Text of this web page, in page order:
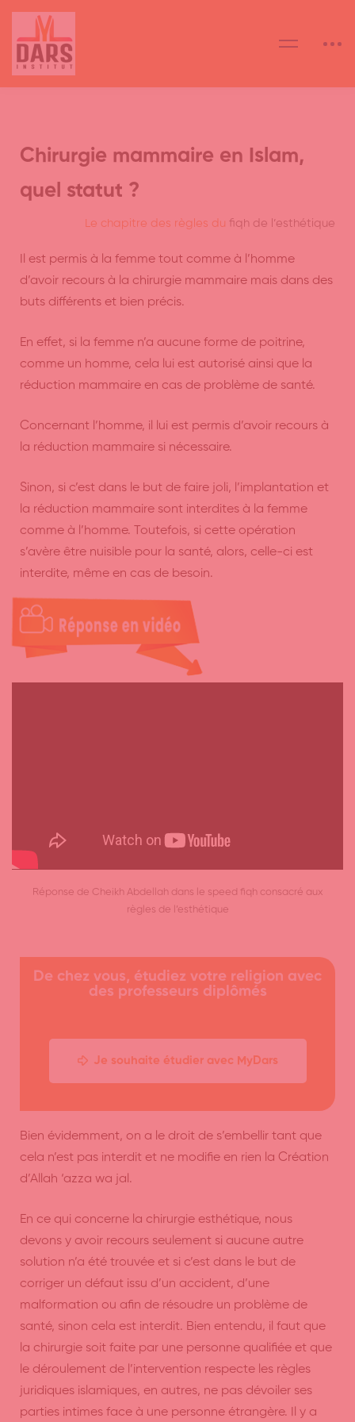
Chirurgie mammaire en Islam,
quel statut ?
Le chapitre des règles du fiqh de l’esthétique
Il est permis à la femme tout comme à l’homme
d’avoir recours à la chirurgie mammaire mais dans des
buts différents et bien précis.
En effet, si la femme n’a aucune forme de poitrine,
comme un homme, cela lui est autorisé ainsi que la
réduction mammaire en cas de problème de santé.
Concernant l’homme, il lui est permis d’avoir recours à
la réduction mammaire si nécessaire.
Sinon, si c’est dans le but de faire joli, l’implantation et
la réduction mammaire sont interdites à la femme
comme à l’homme. Toutefois, si cette opération
s’avère être nuisible pour la santé, alors, celle-ci est
interdite, même en cas de besoin.
Réponse de Cheikh Abdellah dans le speed fiqh consacré aux
règles de l’esthétique
De chez vous, étudiez votre religion avec
des professeurs diplômés
Je souhaite étudier avec MyDars
Bien évidemment, on a le droit de s’embellir tant que
cela n’est pas interdit et ne modifie en rien la Création
d’Allah ‘azza wa jal.
En ce qui concerne la chirurgie esthétique, nous
devons y avoir recours seulement si aucune autre
solution n’a été trouvée et si c’est dans le but de
corriger un défaut issu d’un accident, d’une
malformation ou afin de résoudre un problème de
santé, sinon cela est interdit. Bien entendu, il faut que
la chirurgie soit faite par une personne qualifiée et que
le déroulement de l’intervention respecte les règles
juridiques islamiques, en autres, ne pas dévoiler ses
parties intimes face à une personne étrangère. Il y a